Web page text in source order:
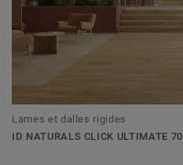
Lames et dalles rigides
ID NATURALS CLICK ULTIMATE 70